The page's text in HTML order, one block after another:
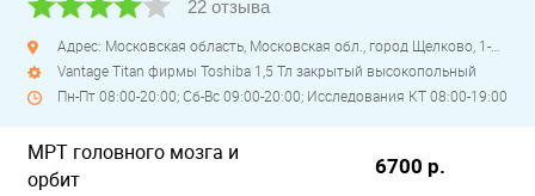
22 отзыва
Vantage Titan фирмы Toshiba 1,5 Тл закрытый высокопольный
Пн-Пт 08:00-20:00; Сб-Вс 09:00-20:00; Исследования КТ 08:00-19:00
МРТ головного мозга и
орбит
6700 р.